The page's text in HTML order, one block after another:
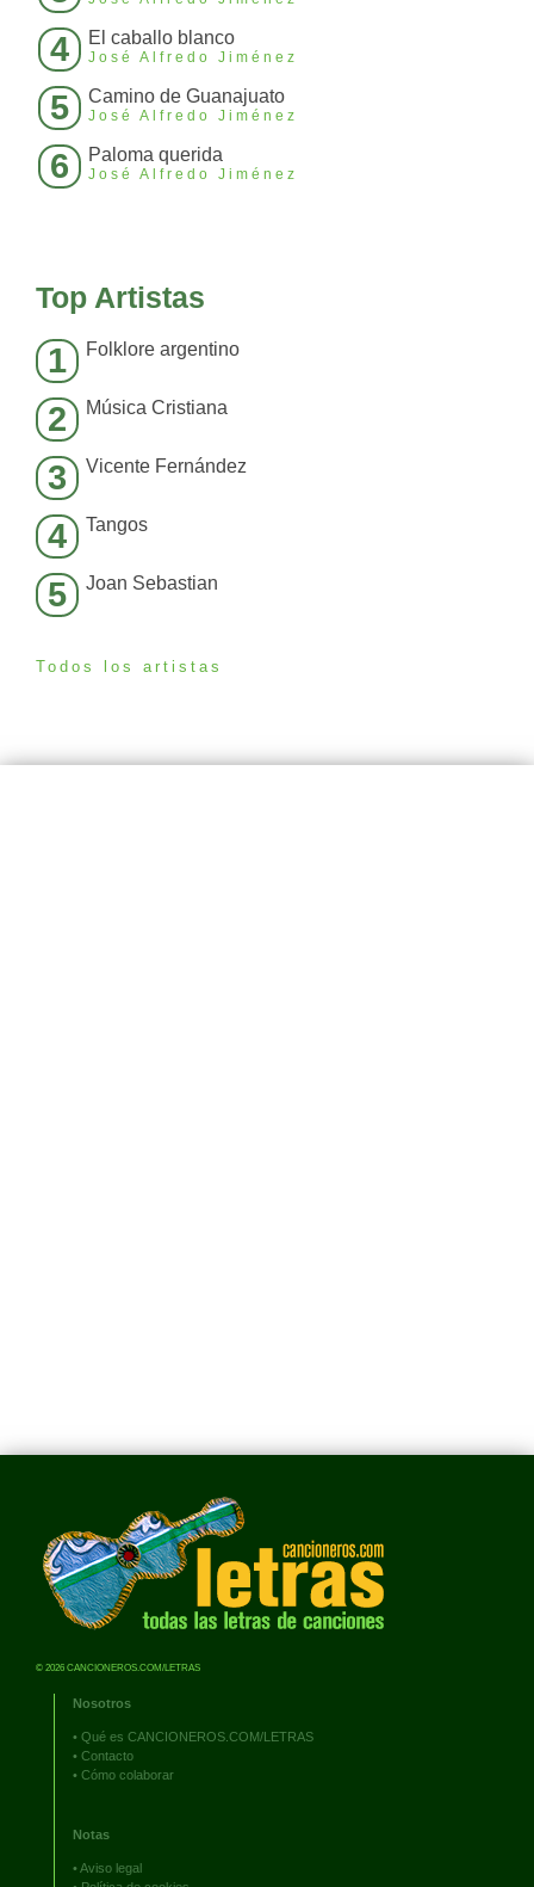
4 El caballo blanco
José Alfredo Jiménez
5 Camino de Guanajuato
José Alfredo Jiménez
6 Paloma querida
José Alfredo Jiménez
Top Artistas
1 Folklore argentino
2 Música Cristiana
3 Vicente Fernández
4 Tangos
5 Joan Sebastian
Todos los artistas
© 2026 CANCIONEROS.COM/LETRAS
Nosotros
• Qué es CANCIONEROS.COM/LETRAS
• Contacto
• Cómo colaborar
Notas
•Aviso legal